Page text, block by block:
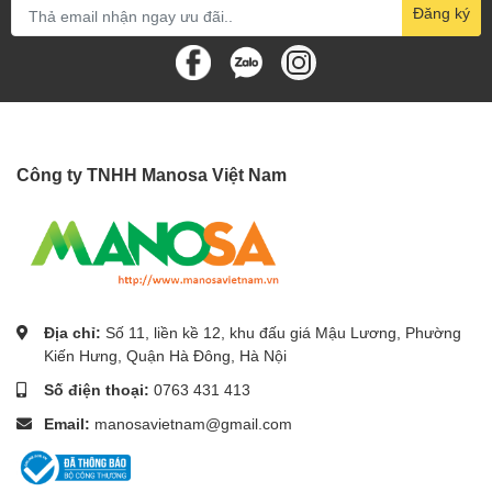
- Không khỏe bằng các dòng có bình tích áp
Đăng ký
Công ty TNHH Manosa Việt Nam
Địa chỉ: Số 11, liền kề 12, khu đấu giá Mậu Lương, Phường
Kiến Hưng, Quận Hà Đông, Hà Nội
Số điện thoại: 0763 431 413
Email: manosavietnam@gmail.com